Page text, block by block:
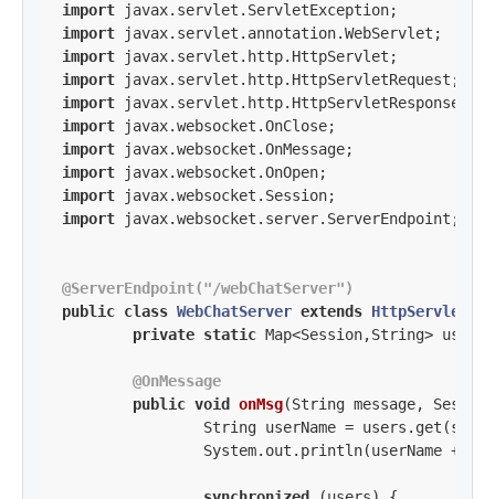
import
import
import
import
import
import
import
import
import
import javax.websocket.server.ServerEndpoint;
@ServerEndpoint("/webChatServer")
public class WebChatServer extends HttpServlet
private static Map<Session,String>
@OnMessage
public void onMsg(String message,
		System.out.println(userName +